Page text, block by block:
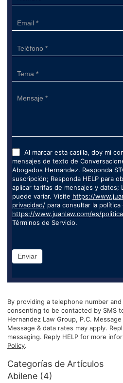
Form
Al marcar esta casilla, doy mi
mensajes de texto de
Abogados Hernandez. Responda
suscripción; Responda HELP para
aplicar tarifas de mensajes y datos;
puede variar. Visite https://
privacidad/ para consultar la política
https://www.juanlaw.com/es/
Términos de Servicio.
Enviar
By providing a telephone number
consenting to be contacted by SMS
Hernandez Law Group, P.C.
Message & data rates may apply.
messaging. Reply HELP for more
Policy.
Categorías de Artículos
Abilene (4)